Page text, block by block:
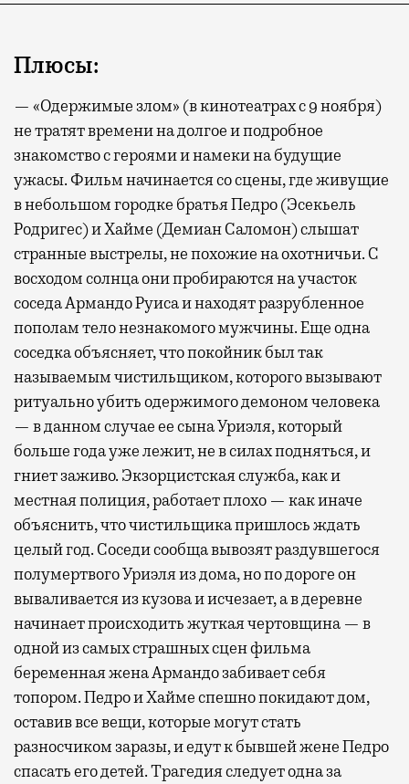
Плюсы:
— «Одержимые злом» (в кинотеатрах с 9 ноября)
не тратят времени на долгое и подробное
знакомство с героями и намеки на будущие
ужасы. Фильм начинается со сцены, где живущие
в небольшом городке братья Педро (Эсекьель
Родригес) и Хайме (Демиан Саломон) слышат
странные выстрелы, не похожие на охотничьи. С
восходом солнца они пробираются на участок
соседа Армандо Руиса и находят разрубленное
пополам тело незнакомого мужчины. Еще одна
соседка объясняет, что покойник был так
называемым чистильщиком, которого вызывают
ритуально убить одержимого демоном человека
— в данном случае ее сына Уриэля, который
больше года уже лежит, не в силах подняться, и
гниет заживо. Экзорцистская служба, как и
местная полиция, работает плохо — как иначе
объяснить, что чистильщика пришлось ждать
целый год. Соседи сообща вывозят раздувшегося
полумертвого Уриэля из дома, но по дороге он
вываливается из кузова и исчезает, а в деревне
начинает происходить жуткая чертовщина — в
одной из самых страшных сцен фильма
беременная жена Армандо забивает себя
топором. Педро и Хайме спешно покидают дом,
оставив все вещи, которые могут стать
разносчиком заразы, и едут к бывшей жене Педро
спасать его детей. Трагедия следует одна за